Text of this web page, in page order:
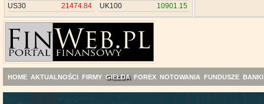
US30
21474.84
UK100
10901.15
HOME AKTUALNOŚCI FIRMY GIEŁDA FOREX NOTOWANIA FUNDUSZE BANKI